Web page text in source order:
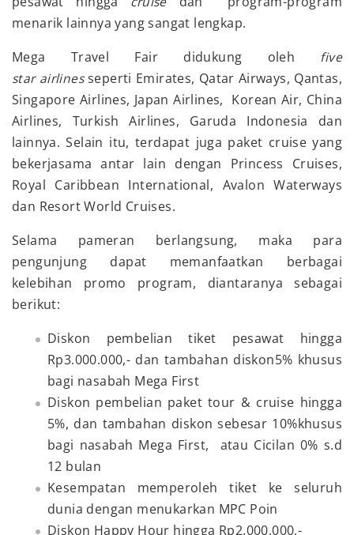
menarik lainnya yang sangat lengkap.
Mega Travel Fair didukung oleh five
star airlinesseperti Emirates, Qatar Airways, Qantas,
Singapore Airlines, Japan Airlines, Korean Air, China
Airlines, Turkish Airlines, Garuda Indonesia dan
lainnya. Selain itu, terdapat juga paket cruise yang
bekerjasama antar lain dengan Princess Cruises,
Royal Caribbean International, Avalon Waterways
dan Resort World Cruises.
Selama pameran berlangsung, maka para
pengunjung dapat memanfaatkan berbagai
kelebihan promo program, diantaranya sebagai
berikut:
Diskon pembelian tiket pesawat hingga
Rp3.000.000,- dan tambahan diskon5% khusus
bagi nasabah Mega First
Diskon pembelian paket tour & cruise hingga
5%, dan tambahan diskon sebesar 10%khusus
bagi nasabah Mega First, atau Cicilan 0% s.d
12 bulan
Kesempatan memperoleh tiket ke seluruh
dunia dengan menukarkan MPC Poin
Diskon Happy Hour hingga Rp2.000.000,-